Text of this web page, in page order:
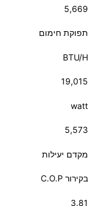
5,669
תפוקת חימום
BTU/H
19,015
watt
5,573
מקדם יעילות
בקירור C.O.P
3.81